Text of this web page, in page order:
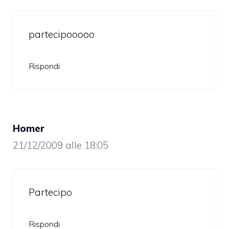
partecipooooo
Rispondi
Homer
21/12/2009 alle 18:05
Partecipo
Rispondi